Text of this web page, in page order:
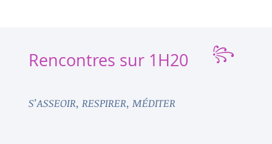
Rencontres sur 1H20 ꧂
S’ASSEOIR, RESPIRER, MÉDITER